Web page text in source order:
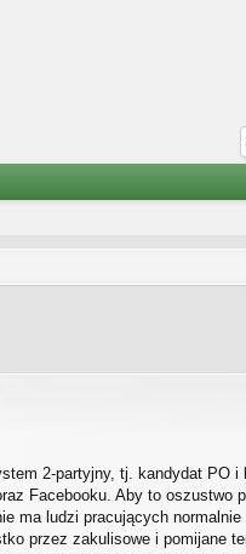
2-partyjny, tj. kandydat PO i
Facebooku. Aby to oszustwo
ma ludzi pracujących normalnie
przez zakulisowe i pomijane